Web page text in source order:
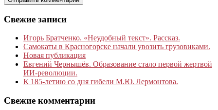
Свежие записи
Игорь Братченко. «Неудобный текст». Рассказ.
Самокаты в Красногорске начали увозить грузовиками.
Новая публикация
Евгений Чернышёв. Образование стало первой жертвой
ИИ-революции.
К 185‑летию со дня гибели М.Ю. Лермонтова.
Свежие комментарии